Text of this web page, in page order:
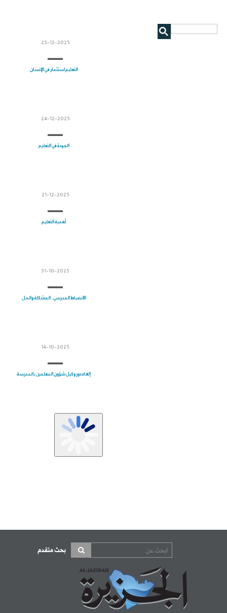
25-12-2025
التعليم استثمار في الإنسان
24-12-2025
الجودة في التعليم
21-12-2025
أهمية التعليم
31-10-2025
الانضباط المدرسي.. المشكلة والحل
14-10-2025
إلغاء دور وكيل شؤون المعلمين بالمدرسة
بحث متقدم